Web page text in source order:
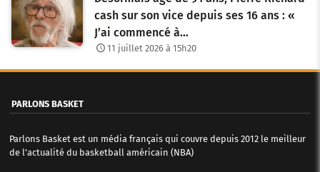
cash sur son vice depuis ses 16 ans : «
J’ai commencé à…
11 juillet 2026 à 15h20
PARLONS BASKET
Parlons Basket est un média français qui couvre depuis 2012 le meilleur
de l'actualité du basketball américain (NBA)